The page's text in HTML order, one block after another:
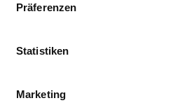
Präferenzen
Statistiken
Marketing
Leitung einer Station / eines